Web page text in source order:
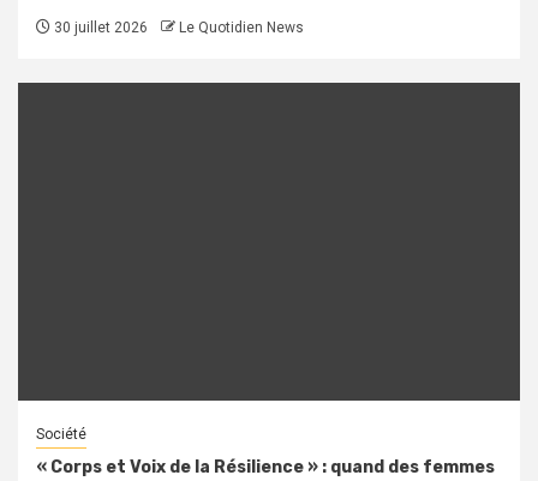
30 juillet 2026 Le Quotidien News
Société
« Corps et Voix de la Résilience » : quand des femmes